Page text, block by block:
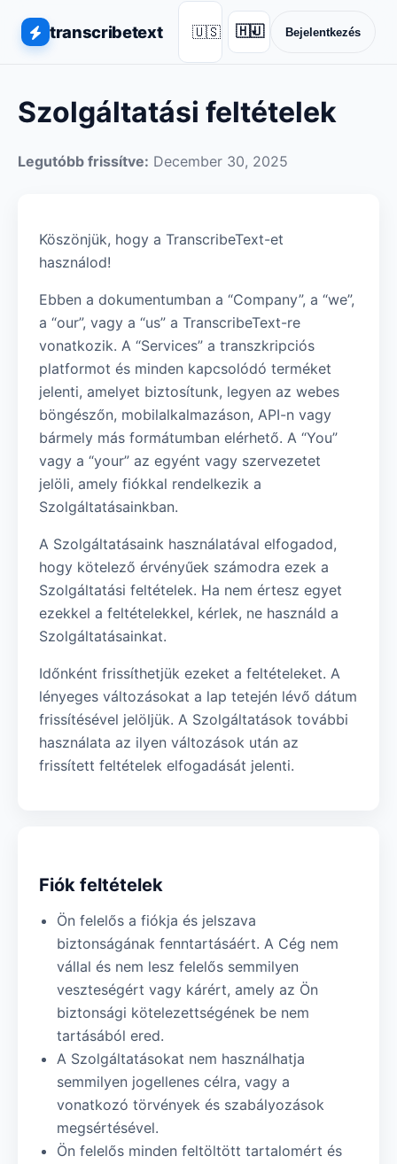
transcribetext 🇺🇸 🇭🇺
▾ Bejelentkezés
Szolgáltatási feltételek
Legutóbb frissítve: December 30, 2025
Köszönjük, hogy a TranscribeText-et
használod!
Ebben a dokumentumban a “Company”, a “we”,
a “our”, vagy a “us” a TranscribeText-re
vonatkozik. A “Services” a transzkripciós
platformot és minden kapcsolódó terméket
jelenti, amelyet biztosítunk, legyen az webes
böngészőn, mobilalkalmazáson, API-n vagy
bármely más formátumban elérhető. A “You”
vagy a “your” az egyént vagy szervezetet
jelöli, amely fiókkal rendelkezik a
Szolgáltatásainkban.
A Szolgáltatásaink használatával elfogadod,
hogy kötelező érvényűek számodra ezek a
Szolgáltatási feltételek. Ha nem értesz egyet
ezekkel a feltételekkel, kérlek, ne használd a
Szolgáltatásainkat.
Időnként frissíthetjük ezeket a feltételeket. A
lényeges változásokat a lap tetején lévő dátum
frissítésével jelöljük. A Szolgáltatások további
használata az ilyen változások után az
frissített feltételek elfogadását jelenti.
Fiók feltételek
Ön felelős a fiókja és jelszava
biztonságának fenntartásáért. A Cég nem
vállal és nem lesz felelős semmilyen
veszteségért vagy kárért, amely az Ön
biztonsági kötelezettségének be nem
tartásából ered.
A Szolgáltatásokat nem használhatja
semmilyen jogellenes célra, vagy a
vonatkozó törvények és szabályozások
megsértésével.
Ön felelős minden feltöltött tartalomért és